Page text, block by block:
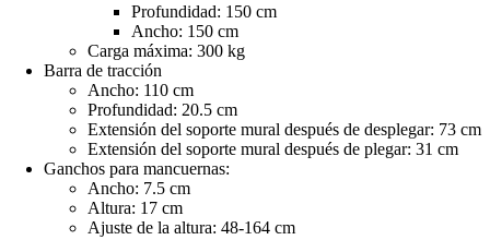
Profundidad: 150 cm
Ancho: 150 cm
Carga máxima: 300 kg
Barra de tracción
Ancho: 110 cm
Profundidad: 20.5 cm
Extensión del soporte mural después de desplegar: 73 cm
Extensión del soporte mural después de plegar: 31 cm
Ganchos para mancuernas:
Ancho: 7.5 cm
Altura: 17 cm
Ajuste de la altura: 48-164 cm